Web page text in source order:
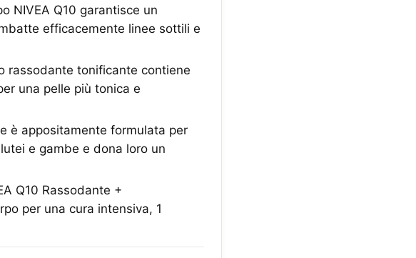
NIVEA Q10 garantisce un
efficacemente linee sottili e
rassodante tonificante contiene
una pelle più tonica e
è appositamente formulata per
e gambe e dona loro un
Q10 Rassodante +
per una cura intensiva, 1